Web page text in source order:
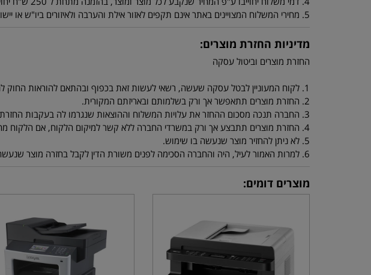
5. מחירי המשלוח המצויינים באתר אינם תקפים לאזור אילת והערבה ולאיזורים ביו"ש או יישובים מרוחקים. מחירי משלוח סופיים ניתן לקבל מנציגי החברה.
מדיניות החזרת מוצרים:
החזרת מוצרים וביטול עסקה
1. לקוח המעוניין לבטל עסקה שעשה, רשאי לעשות זאת בכפוף ובהתאם להוראות החוק להגנת הצרכן התשמ"א 1981.
2. החזרת מוצרים תתאפשר אך ורק בשלמותם ובאריזתם המקורית.
3. החברה תנכה מסכום ההחזר את עלויות המשלוח וההוצאות שנגרמו לה בעקבות החזרת המוצרים.
4. החזרת מוצרים תתבצע אך ורק במשרדי החברה ללא קשר למיקום הלקוח, אם הלקוח מחליט לשלוח את המוצר ע"י חברת שליחויות, יהיה הלקוח אחראי למצב המוצר שהחזיר.
5. לא ניתן להחזיר מוצר שנעשה בו שימוש.
6. למרות האמור לעיל, היה והחברה הסכימה לפנים משורת הדין לקבל בחזרה מוצר שנעשה בו שימוש על ידי הלקוח - ינוכו מסכום ההחזר דמי המשלוח וסכום אשר יוחלט עליו ע"י החברה.
מוצרים דומים: